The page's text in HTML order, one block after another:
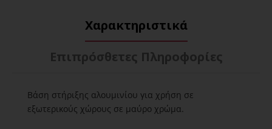
Χαρακτηριστικά
Επιπρόσθετες Πληροφορίες
Βάση στήριξης αλουμινίου για χρήση σε
εξωτερικούς χώρους σε μαύρο χρώμα.